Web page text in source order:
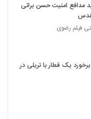
مدافع امنیت حسن براتی
فیلم رضوی
یک قطار با تریلی در